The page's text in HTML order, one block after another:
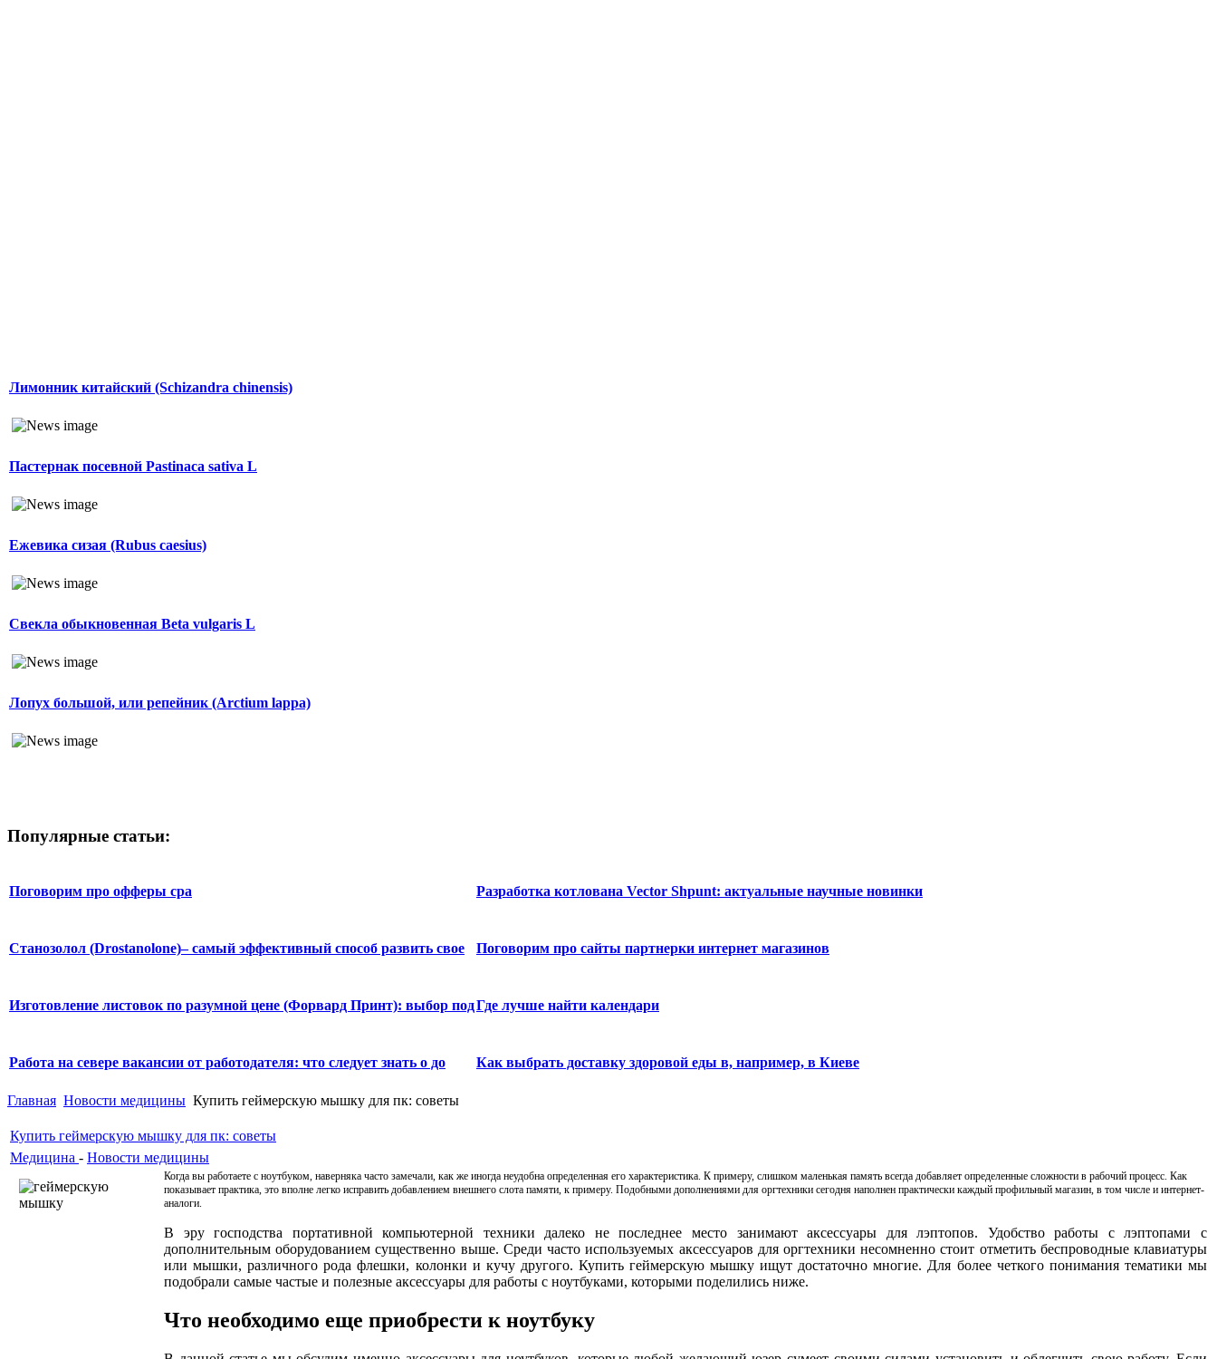
Лимонник китайский (Schizandra chinensis)
Пастернак посевной Pastinaca sativa L
Ежевика сизая (Rubus caesius)
Свекла обыкновенная Beta vulgaris L
Лопух большой, или репейник (Arctium lappa)
Популярные статьи:
Поговорим про офферы cpa Разработка котлована Vector Shpunt: актуальные научные новинки
Станозолол (Drostanolone)– самый эффективный способ развить свое Поговорим про сайты партнерки интернет магазинов
Изготовление листовок по разумной цене (Форвард Принт): выбор подГде лучше найти календари
Работа на севере вакансии от работодателя: что следует знать о до Как выбрать доставку здоровой еды в, например, в Киеве
Главная Новости медицины Купить геймерскую мышку для пк: советы
Купить геймерскую мышку для пк: советы
Медицина - Новости медицины
Когда вы работаете с ноутбуком, наверняка часто замечали, как же иногда неудобна определенная его характеристика. К примеру, слишком маленькая память всегда добавляет определенные сложности в рабочий процесс. Как
показывает практика, это вполне легко исправить добавлением внешнего слота памяти, к примеру. Подобными дополнениями для оргтехники сегодня наполнен практически каждый профильный магазин, в том числе и интернет-
аналоги.
В эру господства портативной компьютерной техники далеко не последнее место занимают аксессуары для лэптопов. Удобство работы с лэптопами с
дополнительным оборудованием существенно выше. Среди часто используемых аксессуаров для оргтехники несомненно стоит отметить беспроводные клавиатуры
или мышки, различного рода флешки, колонки и кучу другого. Купить геймерскую мышку ищут достаточно многие. Для более четкого понимания тематики мы
подобрали самые частые и полезные аксессуары для работы с ноутбуками, которыми поделились ниже.
Что необходимо еще приобрести к ноутбуку